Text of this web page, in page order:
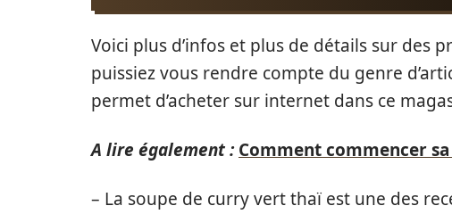
Voici plus d’infos et plus de détails sur des
puissiez vous rendre compte du genre
permet d’acheter sur internet dans ce
A lire également : Comment commencer
– La soupe de curry vert thaï est une des